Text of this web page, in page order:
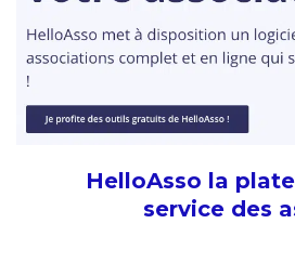
HelloAsso la
service des